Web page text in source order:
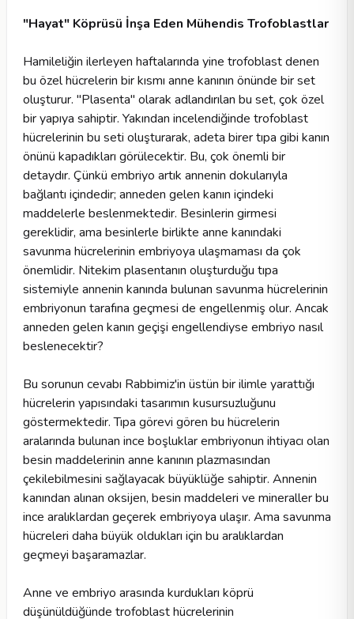
"Hayat" Köprüsü İnşa Eden Mühendis Trofoblastlar
Hamileliğin ilerleyen haftalarında yine trofoblast denen
bu özel hücrelerin bir kısmı anne kanının önünde bir set
oluşturur. "Plasenta" olarak adlandırılan bu set, çok özel
bir yapıya sahiptir. Yakından incelendiğinde trofoblast
hücrelerinin bu seti oluşturarak, adeta birer tıpa gibi kanın
önünü kapadıkları görülecektir. Bu, çok önemli bir
detaydır. Çünkü embriyo artık annenin dokularıyla
bağlantı içindedir; anneden gelen kanın içindeki
maddelerle beslenmektedir. Besinlerin girmesi
gereklidir, ama besinlerle birlikte anne kanındaki
savunma hücrelerinin embriyoya ulaşmaması da çok
önemlidir. Nitekim plasentanın oluşturduğu tıpa
sistemiyle annenin kanında bulunan savunma hücrelerinin
embriyonun tarafına geçmesi de engellenmiş olur. Ancak
anneden gelen kanın geçişi engellendiyse embriyo nasıl
beslenecektir?
Bu sorunun cevabı Rabbimiz'in üstün bir ilimle yarattığı
hücrelerin yapısındaki tasarımın kusursuzluğunu
göstermektedir. Tıpa görevi gören bu hücrelerin
aralarında bulunan ince boşluklar embriyonun ihtiyacı olan
besin maddelerinin anne kanının plazmasından
çekilebilmesini sağlayacak büyüklüğe sahiptir. Annenin
kanından alınan oksijen, besin maddeleri ve mineraller bu
ince aralıklardan geçerek embriyoya ulaşır. Ama savunma
hücreleri daha büyük oldukları için bu aralıklardan
geçmeyi başaramazlar.
Anne ve embriyo arasında kurdukları köprü
düşünüldüğünde trofoblast hücrelerinin